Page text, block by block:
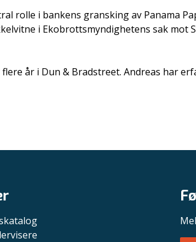
rolle i bankens gransking av Panama
i Ekobrottsmyndighetens sak mot
år i Dun & Bradstreet. Andreas har